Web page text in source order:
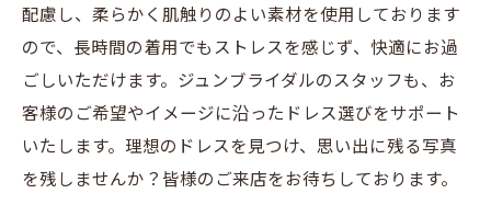
配慮し、柔らかく肌触りのよい素材を使用しております
ので、長時間の着用でもストレスを感じず、快適にお過
ごしいただけます。ジュンブライダルのスタッフも、お
客様のご希望やイメージに沿ったドレス選びをサポート
いたします。理想のドレスを見つけ、思い出に残る写真
を残しませんか？皆様のご来店をお待ちしております。